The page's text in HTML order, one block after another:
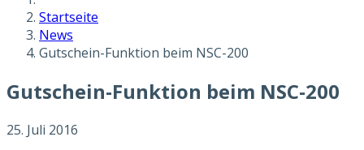
Startseite
News
Gutschein-Funktion beim NSC-200
Gutschein-Funktion beim NSC-200
25. Juli 2016